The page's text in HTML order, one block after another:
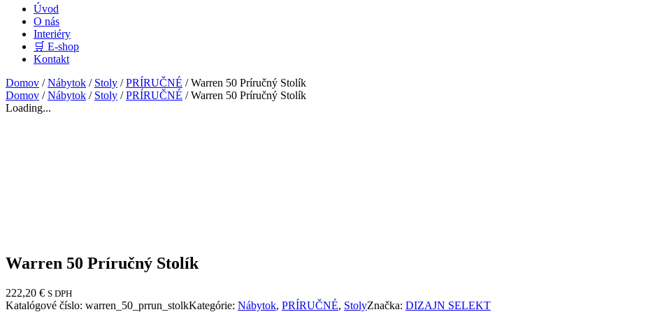
Úvod
O nás
Interiéry
🛒 E-shop
Kontakt
Domov /Nábytok / Stoly /PRÍRUČNÉ / Warren 50 Príručný Stolík
Domov /Nábytok / Stoly /PRÍRUČNÉ / Warren 50 Príručný Stolík
Loading...
Warren 50 Príručný Stolík
222,20 € S DPH
Katalógové číslo: warren_50_prrun_stolkKategórie: Nábytok, PRÍRUČNÉ, StolyZnačka: DIZAJN SELEKT